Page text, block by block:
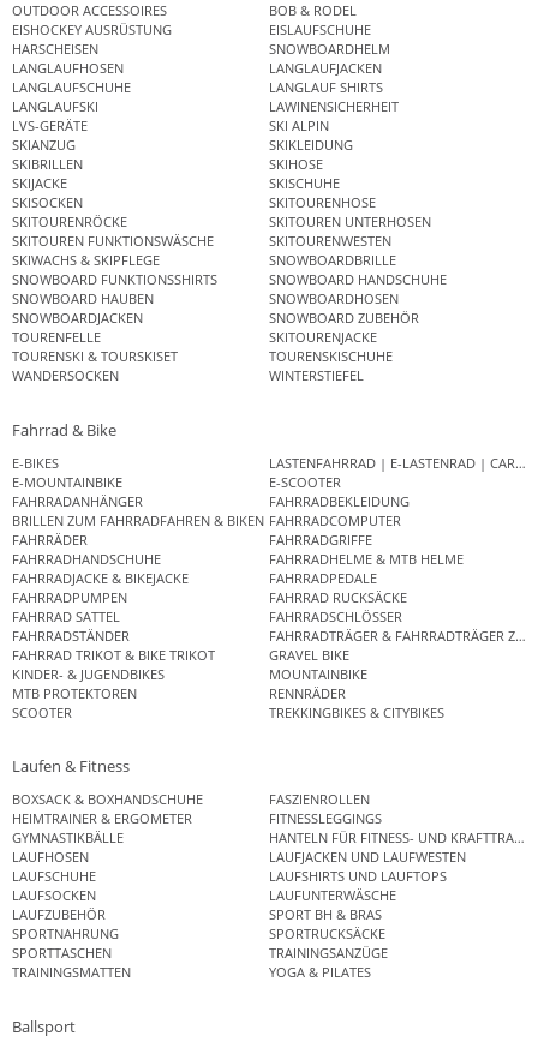
OUTDOOR ACCESSOIRES
BOB & RODEL
EISHOCKEY AUSRÜSTUNG
EISLAUFSCHUHE
HARSCHEISEN
SNOWBOARDHELM
LANGLAUFHOSEN
LANGLAUFJACKEN
LANGLAUFSCHUHE
LANGLAUF SHIRTS
LANGLAUFSKI
LAWINENSICHERHEIT
LVS-GERÄTE
SKI ALPIN
SKIANZUG
SKIKLEIDUNG
SKIBRILLEN
SKIHOSE
SKIJACKE
SKISCHUHE
SKISOCKEN
SKITOURENHOSE
SKITOURENRÖCKE
SKITOUREN UNTERHOSEN
SKITOUREN FUNKTIONSWÄSCHE
SKITOURENWESTEN
SKIWACHS & SKIPFLEGE
SNOWBOARDBRILLE
SNOWBOARD FUNKTIONSSHIRTS
SNOWBOARD HANDSCHUHE
SNOWBOARD HAUBEN
SNOWBOARDHOSEN
SNOWBOARDJACKEN
SNOWBOARD ZUBEHÖR
TOURENFELLE
SKITOURENJACKE
TOURENSKI & TOURSKISET
TOURENSKISCHUHE
WANDERSOCKEN
WINTERSTIEFEL
Fahrrad & Bike
E-BIKES
LASTENFAHRRAD | E-LASTENRAD |
E-MOUNTAINBIKE
E-SCOOTER
FAHRRADANHÄNGER
FAHRRADBEKLEIDUNG
BRILLEN ZUM FAHRRADFAHREN & BIKEN FAHRRADCOMPUTER
FAHRRÄDER
FAHRRADGRIFFE
FAHRRADHANDSCHUHE
FAHRRADHELME & MTB HELME
FAHRRADJACKE & BIKEJACKE
FAHRRADPEDALE
FAHRRADPUMPEN
FAHRRAD RUCKSÄCKE
FAHRRAD SATTEL
FAHRRADSCHLÖSSER
FAHRRADSTÄNDER
FAHRRADTRÄGER & FAHRRADTRÄGER
FAHRRAD TRIKOT & BIKE TRIKOT
GRAVEL BIKE
KINDER- & JUGENDBIKES
MOUNTAINBIKE
MTB PROTEKTOREN
RENNRÄDER
SCOOTER
TREKKINGBIKES & CITYBIKES
Laufen & Fitness
BOXSACK & BOXHANDSCHUHE
FASZIENROLLEN
HEIMTRAINER & ERGOMETER
FITNESSLEGGINGS
GYMNASTIKBÄLLE
HANTELN FÜR FITNESS- UND
LAUFHOSEN
LAUFJACKEN UND LAUFWESTEN
LAUFSCHUHE
LAUFSHIRTS UND LAUFTOPS
LAUFSOCKEN
LAUFUNTERWÄSCHE
LAUFZUBEHÖR
SPORT BH & BRAS
SPORTNAHRUNG
SPORTRUCKSÄCKE
SPORTTASCHEN
TRAININGSANZÜGE
TRAININGSMATTEN
YOGA & PILATES
Ballsport